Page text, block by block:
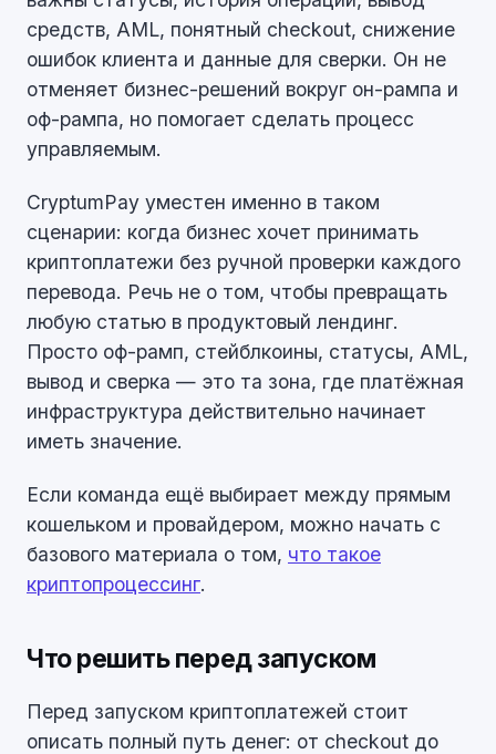
средств, AML, понятный checkout, снижение
ошибок клиента и данные для сверки. Он не
отменяет бизнес-решений вокруг он-рампа и
оф-рампа, но помогает сделать процесс
управляемым.
CryptumPay уместен именно в таком
сценарии: когда бизнес хочет принимать
криптоплатежи без ручной проверки каждого
перевода. Речь не о том, чтобы превращать
любую статью в продуктовый лендинг.
Просто оф-рамп, стейблкоины, статусы, AML,
вывод и сверка — это та зона, где платёжная
инфраструктура действительно начинает
иметь значение.
Если команда ещё выбирает между прямым
кошельком и провайдером, можно начать с
базового материала о том, что такое
криптопроцессинг.
Что решить перед запуском
Перед запуском криптоплатежей стоит
описать полный путь денег: от checkout до